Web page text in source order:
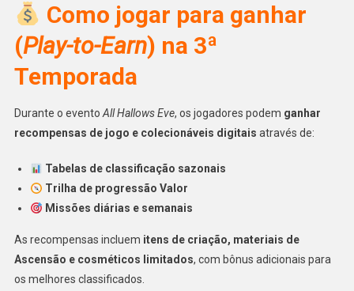
Como jogar para ganhar
(Play-to-Earn) na 3ª
Temporada
Durante o eventoAll Hallows Eve, os jogadores podem ganhar
recompensas de jogo e colecionáveis digitais através de:
Tabelas de classificação sazonais
Trilha de progressão Valor
Missões diárias e semanais
As recompensas incluem itens de criação, materiais de
Ascensão e cosméticos limitados, com bônus adicionais para
os melhores classificados.